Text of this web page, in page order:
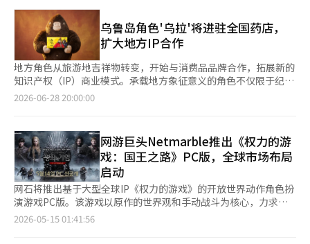
Neopulse与위메이드建立了战略合作关系。公司方面表示，위메이
드的开发能力及其代表性知识产权(IP)“米尔(MIR)”系列在中国的
竞争力是主要投资背景。 未来，Neopulse计划推进包括中国市场
在内的全球新作开发，同时扩大与中国主要IT企业及游戏发行商的
合作，以多元化和提升IP商业模式。 此次交易中评估的企业价值
920亿韩元，反映了通过“电气IP(ChuanQi IP)”等子公司证明的
米尔IP在中国的稳定盈利能力和价值。同时，AI技术的结合及全球
分销扩展带来的增长潜力也被考虑在内。 위메이드相关人士表
合作关系将成为基于相互信任的重要契机，以增强在下一代游戏市
场的竞争力。”他还表示：“我们将加强本地化战略和AI基础的游
戏开发能力，以满足全球市场的期待。”
乌鲁岛角色'乌拉'将进驻全国药店，
扩大地方IP合作
地方角色从旅游地吉祥物转变，开始与消费品品牌合作，拓展新的
知识产权（IP）商业模式。承载地方象征意义的角色不仅限于纪念
品，还与全国流通网络的产品展开合作，旅游营销的应用范围也随
产品，预计于29日起在全国药店上市。 此次合作是为了迎合夏季
假期，吸引前往乌鲁岛的游客。乌拉是以乌鲁岛的自然和文化为主
题创作的地方角色，此次限量版包装以海洋旅行为主题。 双方将
在乌鲁岛的门户城市浦项进行线上线下宣传。自29日起至下月28
日，浦项市内的屋顶广告和KTX浦项站出口上方的广告将向前来乌
鲁岛的游客和乘坐客轮的旅客宣传合作产品。 同时，乌鲁岛的现
场营销也将同步进行。在乌拉咖啡馆和乌拉欢迎之家等乌拉旗舰店
内，将设置利用合作产品的视觉展示（VMD），并通过二维码提供
2026-06-28 20:00:00
网游巨头Netmarble推出《权力的游
戏：国王之路》PC版，全球市场布局
启动
网石将推出基于大型全球IP《权力的游戏》的开放世界动作角色扮
演游戏PC版。该游戏以原作的世界观和手动战斗为核心，力求在
现有的移动MMORPG市场中实现差异化。 网石于14日宣布，将于
2026-05-15 01:41:56